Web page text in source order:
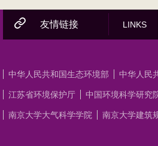
友情链接 LINKS
中华人民共和国生态环境部 中华人民
江苏省环境保护厅 中国环境科学研究
南京大学大气科学学院 南京大学建筑